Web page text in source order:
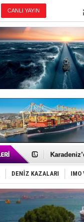
Gemide 5
Yakıt
Tatil
Rusya,
Enejota
Denizcilik
‘14.
Taksi
DENİZ KAZALARI IMO